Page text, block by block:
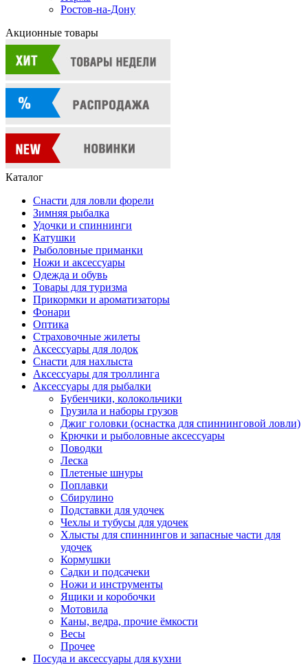
Ростов-на-Дону
Акционные товары
Каталог
Снасти для ловли форели
Зимняя рыбалка
Удочки и спиннинги
Катушки
Рыболовные приманки
Ножи и аксессуары
Одежда и обувь
Товары для туризма
Прикормки и ароматизаторы
Фонари
Оптика
Страховочные жилеты
Аксессуары для лодок
Снасти для нахлыста
Аксессуары для троллинга
Аксессуары для рыбалки
Бубенчики, колокольчики
Грузила и наборы грузов
Джиг головки (оснастка для спиннинговой ловли)
Крючки и рыболовные аксессуары
Поводки
Леска
Плетеные шнуры
Поплавки
Сбирулино
Подставки для удочек
Чехлы и тубусы для удочек
Хлысты для спиннингов и запасные части для
удочек
Кормушки
Садки и подсачеки
Ножи и инструменты
Ящики и коробочки
Мотовила
Каны, ведра, прочие ёмкости
Весы
Прочее
Посуда и аксессуары для кухни